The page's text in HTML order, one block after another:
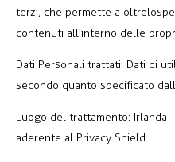
terzi, che permette a
contenuti all’interno delle
Dati Personali trattati: Dati di
secondo quanto specificato
Luogo del trattamento: Irlanda –
aderente al Privacy Shield.